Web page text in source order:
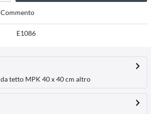
Commento
E1086
tetto MPK 40 x 40 cm altro